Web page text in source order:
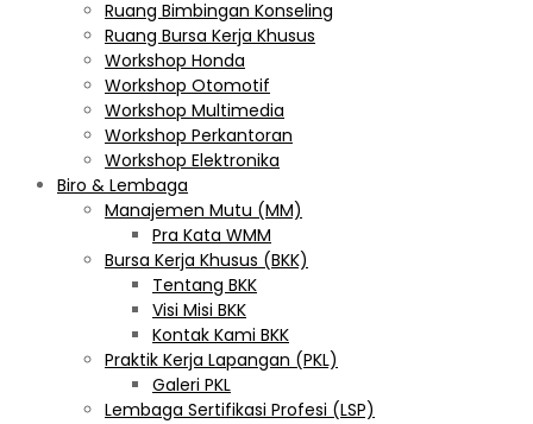
Ruang Bimbingan Konseling
Ruang Bursa Kerja Khusus
Workshop Honda
Workshop Otomotif
Workshop Multimedia
Workshop Perkantoran
Workshop Elektronika
Biro & Lembaga
Manajemen Mutu (MM)
Pra Kata WMM
Bursa Kerja Khusus (BKK)
Tentang BKK
Visi Misi BKK
Kontak Kami BKK
Praktik Kerja Lapangan (PKL)
Galeri PKL
Lembaga Sertifikasi Profesi (LSP)